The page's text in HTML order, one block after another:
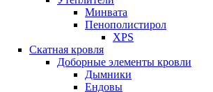
Минвата
Пенополистирол
XPS
Скатная кровля
Доборные элементы кровли
Дымники
Ендовы